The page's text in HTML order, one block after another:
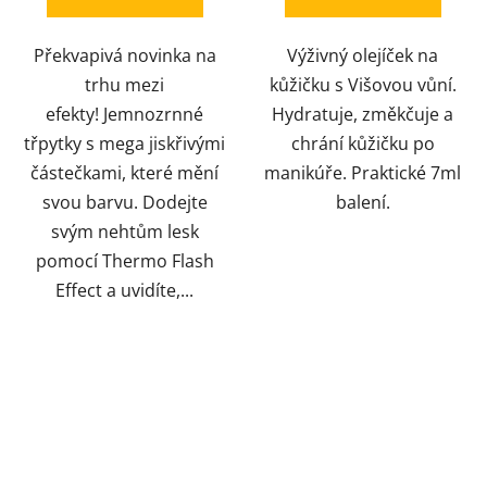
Překvapivá novinka na
trhu mezi
efekty! Jemnozrnné
třpytky s mega jiskřivými
částečkami, které mění
svou barvu. Dodejte
svým nehtům lesk
pomocí Thermo Flash
Effect a uvidíte,...
hvězdiček.
Výživný olejíček na
kůžičku s Višovou vůní.
Hydratuje, změkčuje a
chrání kůžičku po
manikúře. Praktické 7ml
balení.